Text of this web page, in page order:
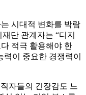
시대적 변화를 박람
단 관계자는 “디지
적극 활용해야 한
이 중요한 경쟁력이
자들의 긴장감도 느